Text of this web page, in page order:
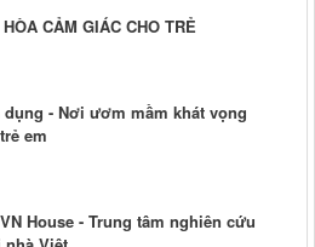
CẢM GIÁC CHO TRẺ
dụng - Nơi ươm mầm khát vọng
em
House - Trung tâm nghiên cứu